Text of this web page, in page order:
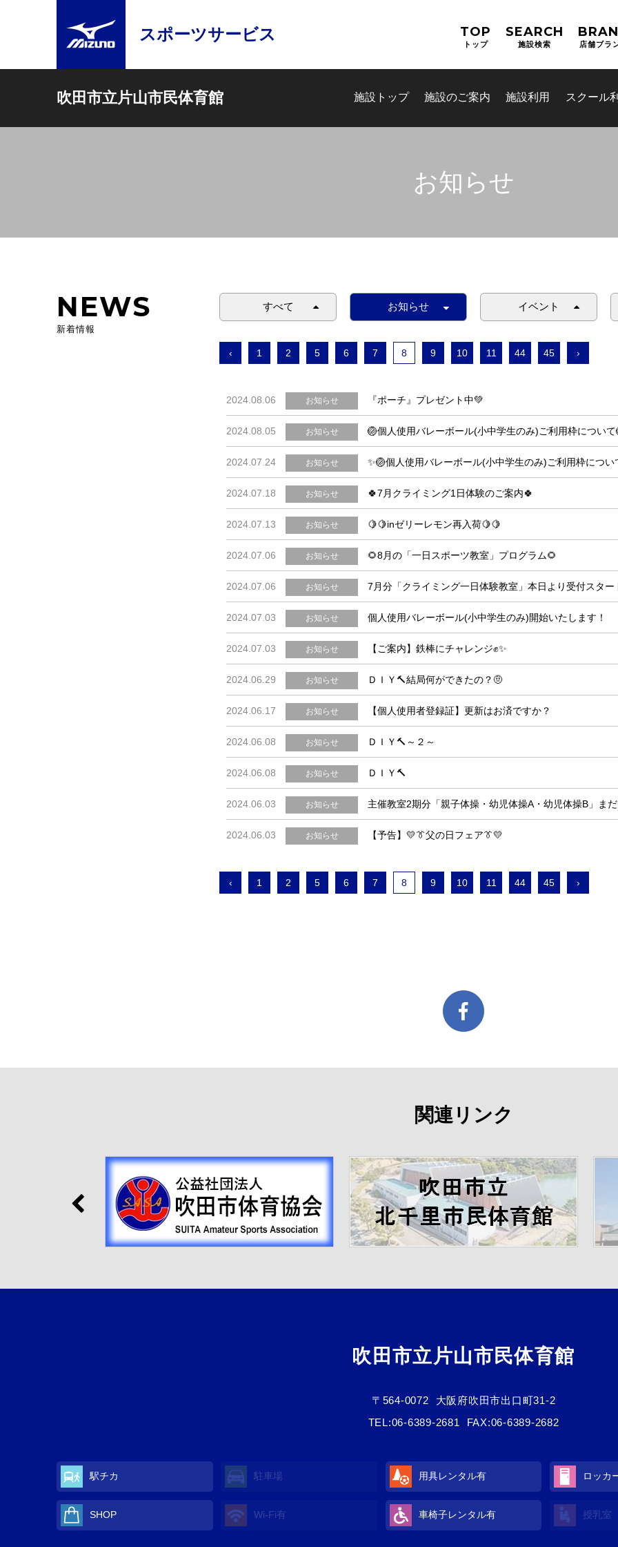
スポーツサービス TOP
トップ
SEARCH
施設検索 店舗ブラ
吹田市立片山市民体育館 施設トップ 施設のご案内 施設利用 スクール
吹田市スポーツ施設予約シス
お知らせ
NEWS
新着情報
すべて お知らせ イベント
‹ 1 2 5 6 7 8 9 10 11 44 45 ›
2024.08.06 お知らせ 『ポーチ』プレゼント中💚
2024.08.05 お知らせ 🏐個人使用バレーボール(小中学生のみ)ご利用枠について
2024.07.24 お知らせ ✨🏐個人使用バレーボール(小中学生のみ)ご利用枠につい
2024.07.18 お知らせ 🍀7月クライミング1日体験のご案内🍀
2024.07.13 お知らせ 🍋🍋inゼリーレモン再入荷🍋🍋
2024.07.06 お知らせ 🌻8月の「一日スポーツ教室」プログラム🌻
2024.07.06 お知らせ 7月分「クライミング一日体験教室」本日より受付スター
2024.07.03 お知らせ 個人使用バレーボール(小中学生のみ)開始いたします！
2024.07.03 お知らせ 【ご案内】鉄棒にチャレンジ✊✨
2024.06.29 お知らせ ＤＩＹ🔨結局何ができたの？🤨
2024.06.17 お知らせ 【個人使用者登録証】更新はお済ですか？
2024.06.08 お知らせ ＤＩＹ🔨～２～
2024.06.08 お知らせ ＤＩＹ🔨
2024.06.03 お知らせ 主催教室2期分「親子体操・幼児体操A・幼児体操B」ま
2024.06.03 お知らせ 【予告】💛👔父の日フェア👔💛
‹ 1 2 5 6 7 8 9 10 11 44 45 ›
関連リンク
吹田市立片山市民体育館
〒564-0072
大阪府吹田市出口町31-2
TEL:06-6389-2681 FAX:06-6389-2682
駅チカ 駐車場 用具レンタル有 ロッカ
SHOP Wi-Fi有 車椅子レンタル有 授乳室